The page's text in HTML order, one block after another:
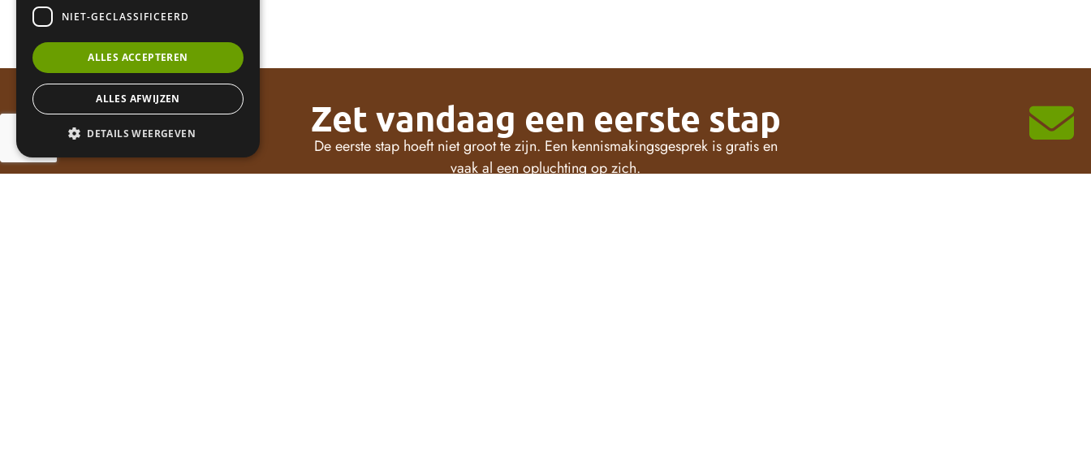
Zet vandaag een eerste stap
De eerste stap hoeft niet groot te zijn. Een kennismakingsgesprek is gratis en
vaak al een opluchting op zich.
NIET-GECLASSIFICEERD
ALLES ACCEPTEREN
ALLES AFWIJZEN
DETAILS WEERGEVEN